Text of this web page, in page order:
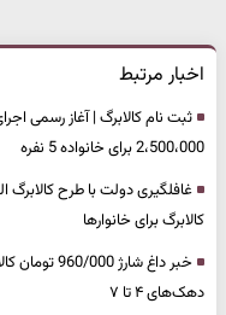
اخبار مرتبط
ثبت نام کالابرگ | آغاز رسمی
2،500،000 برای خانواده 5 نفره
کالابرگ برای خانوارها
خبر داغ
دهک‌های ۴ تا ۷